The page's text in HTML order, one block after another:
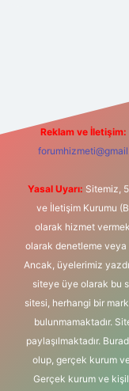
Reklam ve İletişim:
Yasal Uyarı: Sitemiz,
ve İletişim Kurumu
olarak hizmet
olarak denetleme veya
Ancak, üyelerimiz
siteye üye olarak bu
sitesi, herhangi bir
bulunmamaktadır.
paylaşılmaktadır.
olup, gerçek kurum
Gerçek kurum ve